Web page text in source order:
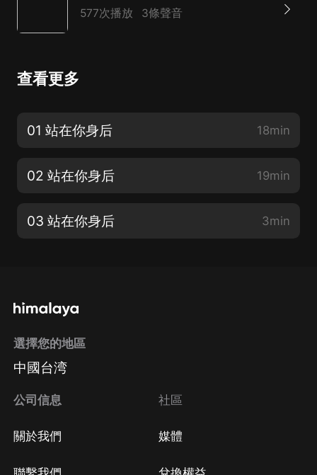
577次播放 3條聲音
查看更多
01 站在你身后 18min
02 站在你身后 19min
03 站在你身后 3min
選擇您的地區
中國台湾
公司信息
關於我們
社區
媒體